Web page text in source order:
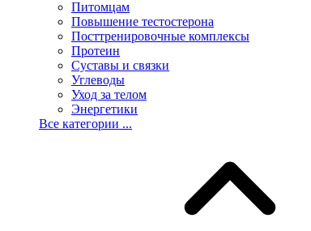
Питомцам
Повышение тестостерона
Посттренировочные комплексы
Протеин
Суставы и связки
Углеводы
Уход за телом
Энергетики
Все категории ...